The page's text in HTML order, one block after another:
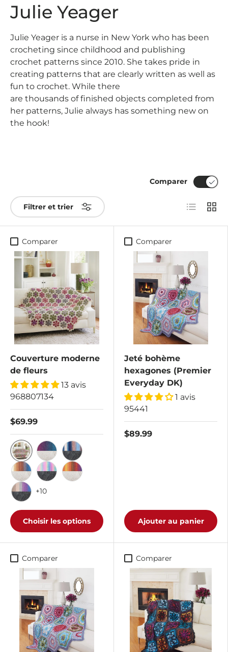
Julie Yeager
Julie Yeager is a nurse in New York who has been
crocheting since childhood and publishing
crochet patterns since 2010. She takes pride in
creating patterns that are clearly written as well as
fun to crochet. While there
are thousands of finished objects completed from
her patterns, Julie always has something new on
the hook!
Filtrer et trier
Comparer
Liste Grille
Comparer
Couverture moderne
de fleurs
13 avis
968807134
$69.99
Tropiques/Cotonwood
Baies sauvages/Cotonwood
Bord de lac/Charbon foncé
Côté Surf/Cottonwood
+10
Choisir les options
Comparer
Jeté bohème
hexagones (Premier
Everyday DK)
1 avis
95441
$89.99
Ajouter au panier
Comparer Comparer